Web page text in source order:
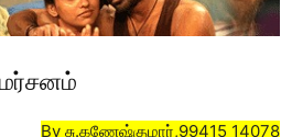
By சு.கணேஷ்குமார்,99415 14078